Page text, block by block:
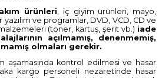
ürünleri , iç giyim ürünleri, mayo,
ve programlar, DVD, VCD, CD ve
(toner, kartuş, şerit vb.) iade
açılmamış, denenmemiş,
olmaları gerekir.
aşamasında kontrol edilmesi ve hasar
kargo personeli nezaretinde hasar